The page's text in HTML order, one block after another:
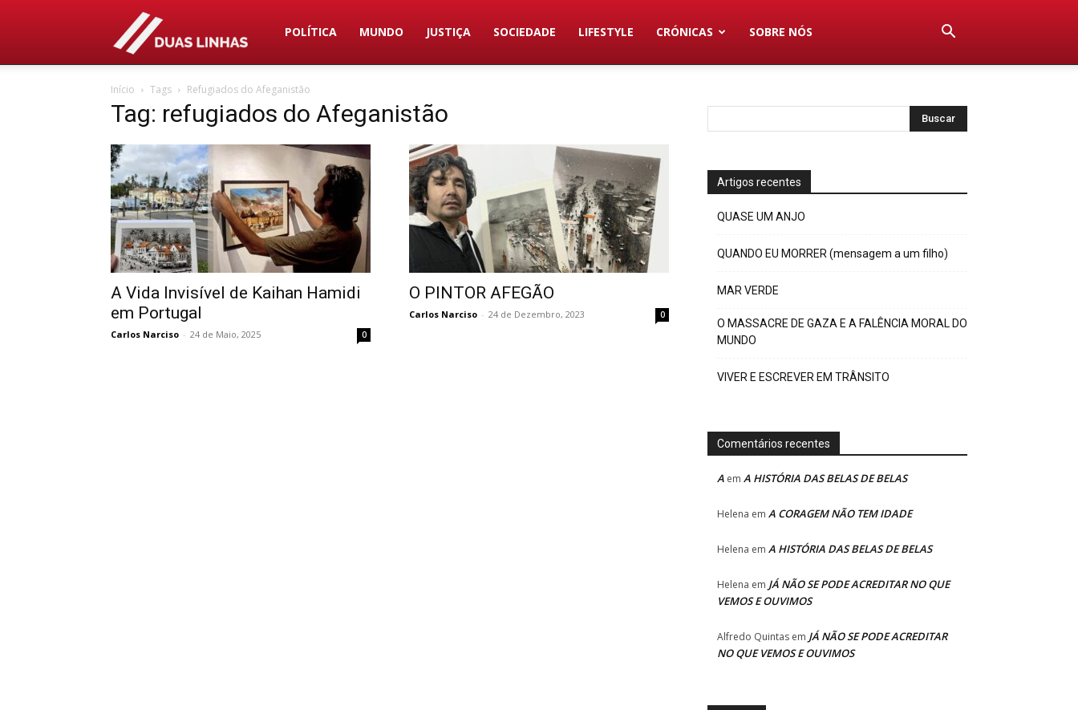
Duas
Linhas
POLÍTICA MUNDO JUSTIÇA SOCIEDADE LIFESTYLE CRÓNICAS SOBRE NÓS
Início Tags Refugiados do Afeganistão
Tag: refugiados do Afeganistão
A Vida Invisível de Kaihan Hamidi
em Portugal
Carlos Narciso - 24 de Maio, 2025 0
O PINTOR AFEGÃO
Carlos Narciso - 24 de Dezembro, 2023 0
Artigos recentes
QUASE UM ANJO
QUANDO EU MORRER (mensagem a um filho)
MAR VERDE
O MASSACRE DE GAZA E A FALÊNCIA MORAL DO
MUNDO
VIVER E ESCREVER EM TRÂNSITO
Comentários recentes
A em A HISTÓRIA DAS BELAS DE BELAS
Helena em A CORAGEM NÃO TEM IDADE
Helena em A HISTÓRIA DAS BELAS DE BELAS
Helena em JÁ NÃO SE PODE ACREDITAR NO QUE
VEMOS E OUVIMOS
Alfredo Quintas em JÁ NÃO SE PODE ACREDITAR
NO QUE VEMOS E OUVIMOS